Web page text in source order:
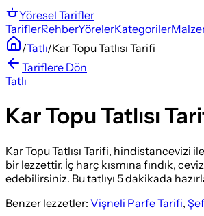
Yöresel Tarifler
TariflerRehberYörelerKategoriler
/Tatlı/Kar Topu Tatlısı Tarifi
Tariflere Dön
Tatlı
Kar Topu Tatlısı
Kar Topu Tatlısı Tarifi, hindistancevizi
bir lezzettir. İç harç kısmına fındık,
edebilirsiniz. Bu tatlıyı 5 dakikada
Benzer lezzetler: Vişneli Parfe Tarifi,